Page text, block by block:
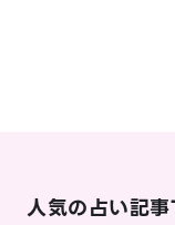
人気の占い記